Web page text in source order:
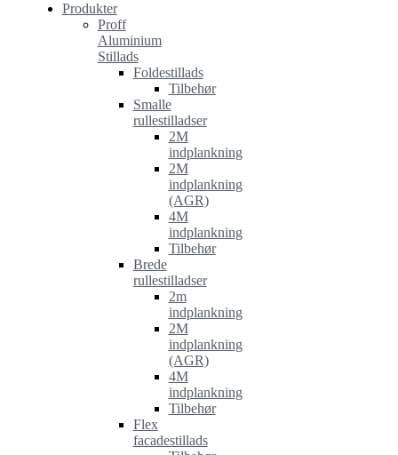
Produkter
Proff
Aluminium
Stillads
Foldestillads
Tilbehør
Smalle
rullestilladser
2M
indplankning
2M
indplankning
(AGR)
4M
indplankning
Tilbehør
Brede
rullestilladser
2m
indplankning
2M
indplankning
(AGR)
4M
indplankning
Tilbehør
Flex
facadestillads